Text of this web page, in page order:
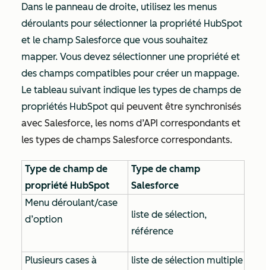
Dans le panneau de droite, utilisez les menus
déroulants pour sélectionner la propriété HubSpot
et le champ Salesforce que vous souhaitez
mapper. Vous devez sélectionner une propriété et
des champs compatibles pour créer un mappage.
Le tableau suivant indique les types de champs de
propriétés HubSpot qui peuvent être synchronisés
avec Salesforce, les noms d’API correspondants et
les types de champs Salesforce correspondants.
Type de champ de
propriété HubSpot
Type de champ
Salesforce
Menu déroulant/case
d’option
liste de sélection,
référence
Plusieurs cases à
liste de sélection multiple